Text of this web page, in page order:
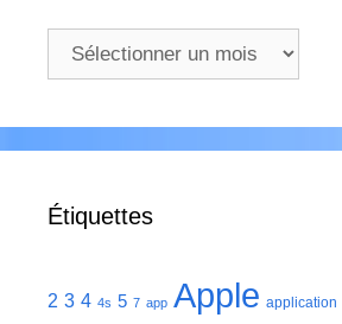
Archives
Étiquettes
2 3 4 4s 5 7 app Apple application